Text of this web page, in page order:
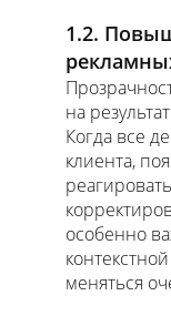
1.2.
на
Когда все
клиента,
особенно
меняться